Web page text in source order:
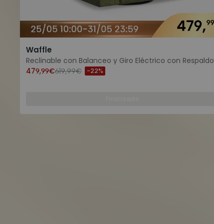
Waffle
Reclinable con Balanceo y Giro Eléctrico con Respaldo
Tipo Waffle
479,99€619,99€ -22%